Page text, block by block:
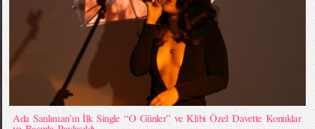
Ada Sanlıman’ın İlk Single “O Günler” ve Klibi Özel Davette Konuklar